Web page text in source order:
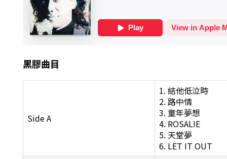
黑膠曲目
Side A
1. 結他低泣時
2. 路中情
3. 童年夢想
4. ROSALIE
5. 天堂夢
6. LET IT OUT